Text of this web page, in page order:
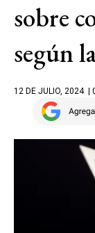
sobre
según
12 DE JULIO, 2024 |